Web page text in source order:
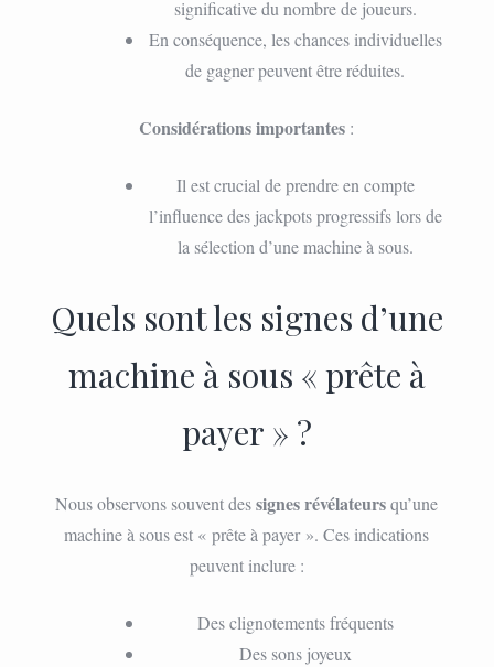
significative du nombre de joueurs.
En conséquence, les chances individuelles
de gagner peuvent être réduites.
Considérations importantes :
Il est crucial de prendre en compte
l’influence des jackpots progressifs lors de
la sélection d’une machine à sous.
Quels sont les signes d’une
machine à sous « prête à
payer » ?
Nous observons souvent dessignes révélateursqu’une
machine à sous est « prête à payer ». Ces indications
peuvent inclure :
Des clignotements fréquents
Des sons joyeux